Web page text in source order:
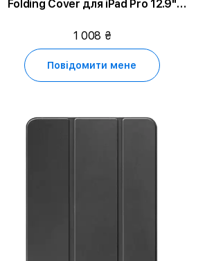
Folding Cover для iPad Pro 12.9''
1 008 ₴
Повідомити мене